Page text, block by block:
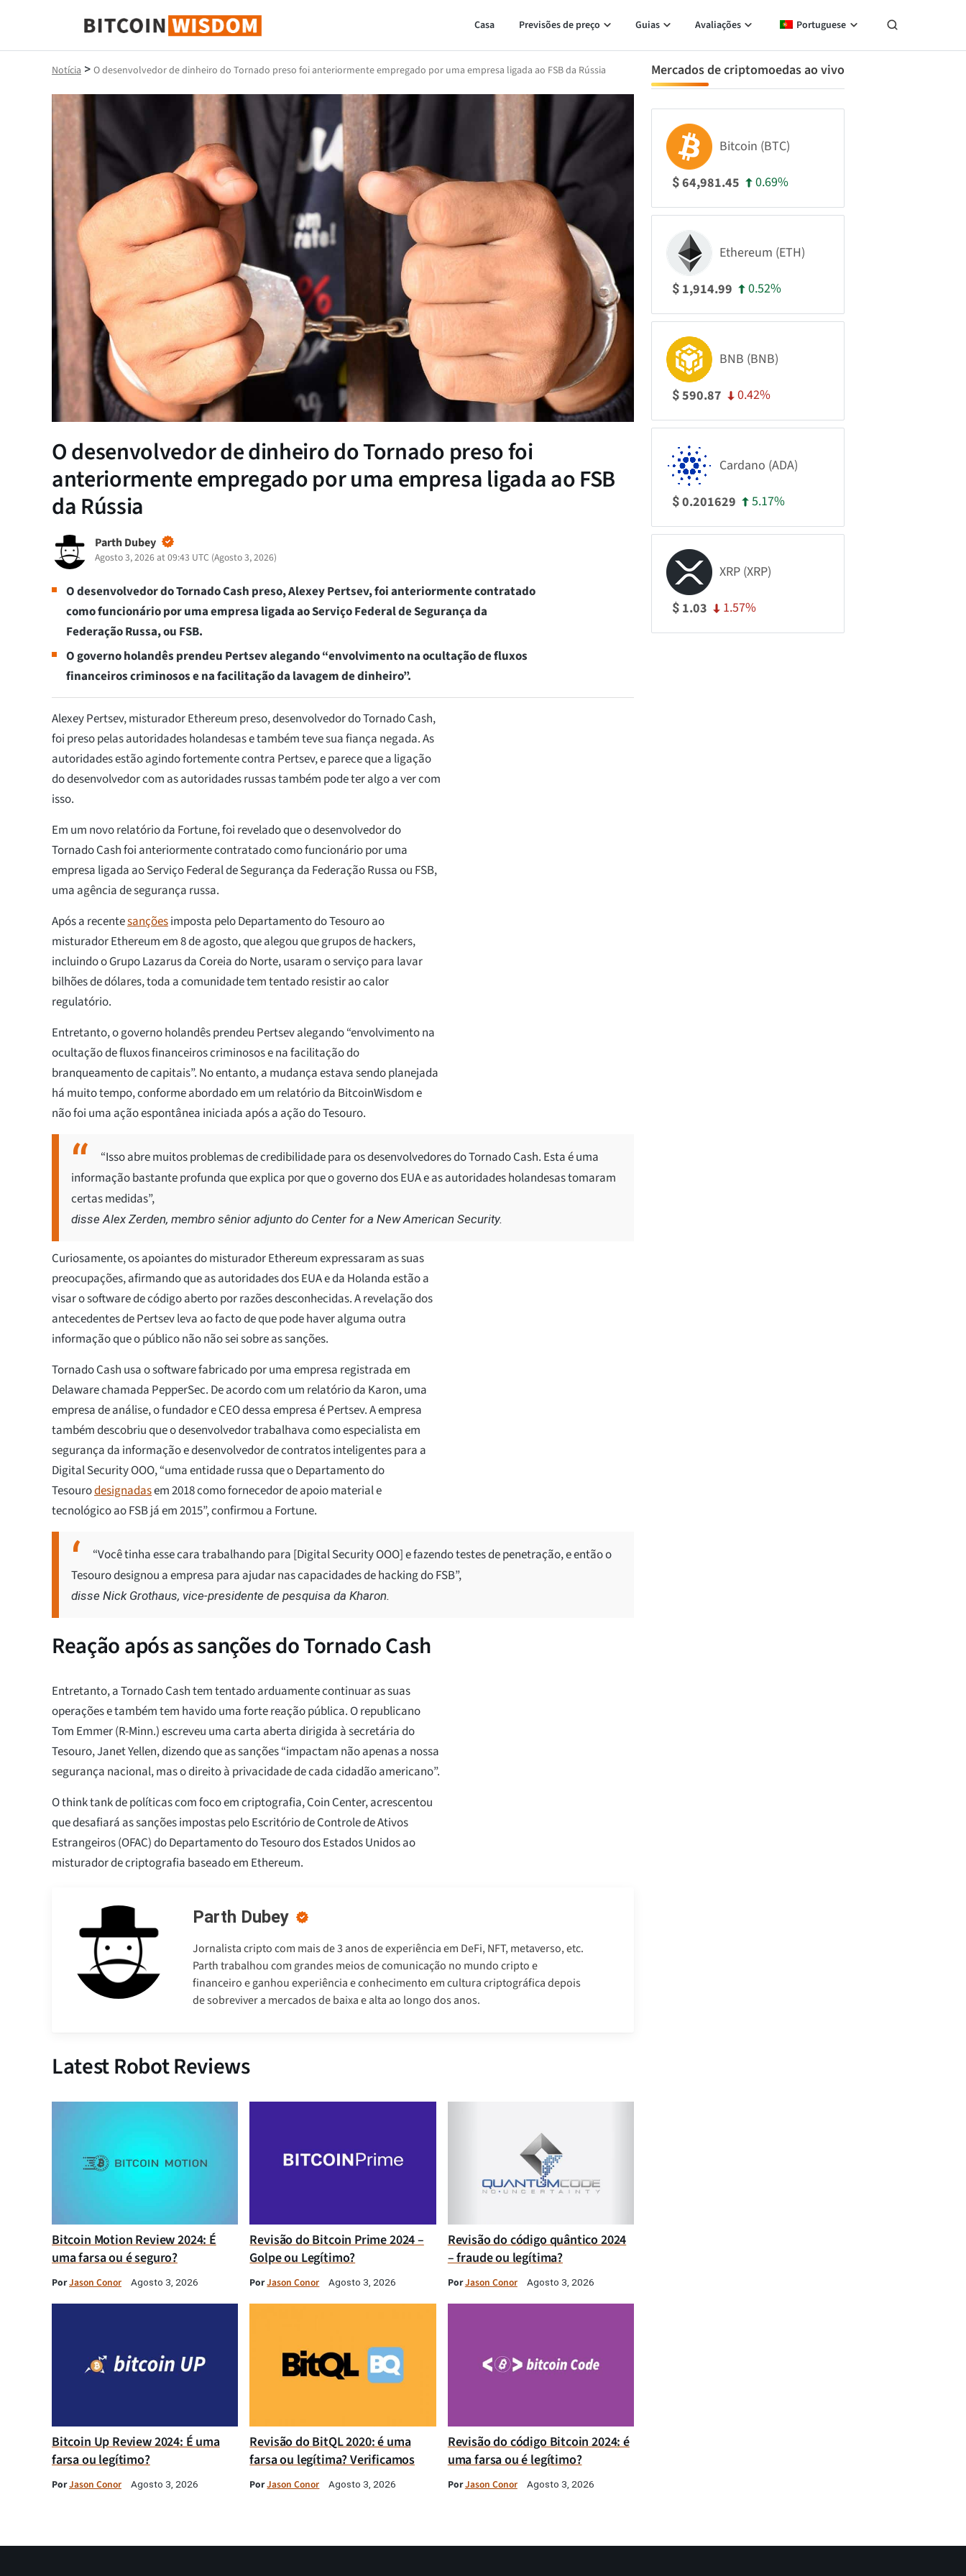
Sabedoria do Bitcoin
Casa Previsões de preço Guias Avaliações Portuguese
Notícia > O desenvolvedor de dinheiro do Tornado preso foi anteriormente empregado por uma empresa ligada ao FSB da Rússia
O desenvolvedor de dinheiro do Tornado preso foi
anteriormente empregado por uma empresa ligada ao FSB
da Rússia
Parth Dubey
Agosto 3, 2026 at 09:43 UTC (Agosto 3, 2026)
O desenvolvedor do Tornado Cash preso, Alexey Pertsev, foi anteriormente contratado
como funcionário por uma empresa ligada ao Serviço Federal de Segurança da
Federação Russa, ou FSB.
O governo holandês prendeu Pertsev alegando “envolvimento na ocultação de fluxos
financeiros criminosos e na facilitação da lavagem de dinheiro”.
Alexey Pertsev, misturador Ethereum preso, desenvolvedor do Tornado Cash,
foi preso pelas autoridades holandesas e também teve sua fiança negada. As
autoridades estão agindo fortemente contra Pertsev, e parece que a ligação
do desenvolvedor com as autoridades russas também pode ter algo a ver com
isso.
Em um novo relatório da Fortune, foi revelado que o desenvolvedor do
Tornado Cash foi anteriormente contratado como funcionário por uma
empresa ligada ao Serviço Federal de Segurança da Federação Russa ou FSB,
uma agência de segurança russa.
Após a recentesançõesimposta pelo Departamento do Tesouro ao
misturador Ethereum em 8 de agosto, que alegou que grupos de hackers,
incluindo o Grupo Lazarus da Coreia do Norte, usaram o serviço para lavar
bilhões de dólares, toda a comunidade tem tentado resistir ao calor
regulatório.
Entretanto, o governo holandês prendeu Pertsev alegando “envolvimento na
ocultação de fluxos financeiros criminosos e na facilitação do
branqueamento de capitais”. No entanto, a mudança estava sendo planejada
há muito tempo, conforme abordado em um relatório da BitcoinWisdom e
não foi uma ação espontânea iniciada após a ação do Tesouro.
“Isso abre muitos problemas de credibilidade para os desenvolvedores do Tornado Cash. Esta é uma
informação bastante profunda que explica por que o governo dos EUA e as autoridades holandesas tomaram
certas medidas”,
disse Alex Zerden, membro sênior adjunto do Center for a New American Security.
Curiosamente, os apoiantes do misturador Ethereum expressaram as suas
preocupações, afirmando que as autoridades dos EUA e da Holanda estão a
visar o software de código aberto por razões desconhecidas. A revelação dos
antecedentes de Pertsev leva ao facto de que pode haver alguma outra
informação que o público não não sei sobre as sanções.
Tornado Cash usa o software fabricado por uma empresa registrada em
Delaware chamada PepperSec. De acordo com um relatório da Karon, uma
empresa de análise, o fundador e CEO dessa empresa é Pertsev. A empresa
também descobriu que o desenvolvedor trabalhava como especialista em
segurança da informação e desenvolvedor de contratos inteligentes para a
Digital Security OOO, “uma entidade russa que o Departamento do
Tesourodesignadasem 2018 como fornecedor de apoio material e
tecnológico ao FSB já em 2015”, confirmou a Fortune.
“Você tinha esse cara trabalhando para [Digital Security OOO] e fazendo testes de penetração, e então o
Tesouro designou a empresa para ajudar nas capacidades de hacking do FSB”,
disse Nick Grothaus, vice-presidente de pesquisa da Kharon.
Reação após as sanções do Tornado Cash
Entretanto, a Tornado Cash tem tentado arduamente continuar as suas
operações e também tem havido uma forte reação pública. O republicano
Tom Emmer (R-Minn.) escreveu uma carta aberta dirigida à secretária do
Tesouro, Janet Yellen, dizendo que as sanções “impactam não apenas a nossa
segurança nacional, mas o direito à privacidade de cada cidadão americano”.
O think tank de políticas com foco em criptografia, Coin Center, acrescentou
que desafiará as sanções impostas pelo Escritório de Controle de Ativos
Estrangeiros (OFAC) do Departamento do Tesouro dos Estados Unidos ao
misturador de criptografia baseado em Ethereum.
Parth Dubey
Jornalista cripto com mais de 3 anos de experiência em DeFi, NFT, metaverso, etc.
Parth trabalhou com grandes meios de comunicação no mundo cripto e
financeiro e ganhou experiência e conhecimento em cultura criptográfica depois
de sobreviver a mercados de baixa e alta ao longo dos anos.
Latest Robot Reviews
Bitcoin Motion Review 2024: É
uma farsa ou é seguro?
PorJason Conor Agosto 3, 2026
Revisão do Bitcoin Prime 2024 –
Golpe ou Legítimo?
PorJason Conor Agosto 3, 2026
Revisão do código quântico 2024
– fraude ou legítima?
PorJason Conor Agosto 3, 2026
Bitcoin Up Review 2024: É uma
farsa ou legítimo?
PorJason Conor Agosto 3, 2026
Revisão do BitQL 2020: é uma
farsa ou legítima? Verificamos
PorJason Conor Agosto 3, 2026
Revisão do código Bitcoin 2024: é
uma farsa ou é legítimo?
PorJason Conor Agosto 3, 2026
Mercados de criptomoedas ao vivo
Bitcoin (BTC)
$64,981.45 0.69%
Ethereum (ETH)
$ 1,914.99 0.52%
BNB (BNB)
$590.87 0.42%
Cardano (ADA)
$0.201629 5.17%
XRP (XRP)
$ 1.03 1.57%